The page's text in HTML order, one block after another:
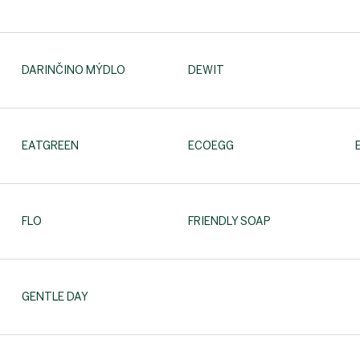
DARINČINO MÝDLO DEWIT
EATGREEN ECOEGG
FLO FRIENDLY SOAP
GENTLE DAY